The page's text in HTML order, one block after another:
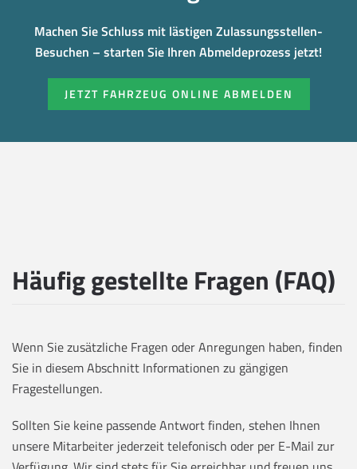
Machen Sie Schluss mit lästigen Zulassungsstellen-
Besuchen – starten Sie Ihren Abmeldeprozess jetzt!
JETZT FAHRZEUG ONLINE ABMELDEN
Häufig gestellte Fragen (FAQ)
Wenn Sie zusätzliche Fragen oder Anregungen haben, finden
Sie in diesem Abschnitt Informationen zu gängigen
Fragestellungen.
Sollten Sie keine passende Antwort finden, stehen Ihnen
unsere Mitarbeiter jederzeit telefonisch oder per E-Mail zur